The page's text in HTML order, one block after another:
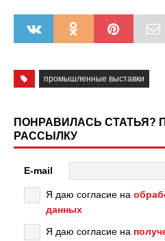
промышленные выставки
ПОНРАВИЛАСЬ СТАТЬЯ?
РАССЫЛКУ
E-mail
Я даю согласие на
данных
Я даю согласие на